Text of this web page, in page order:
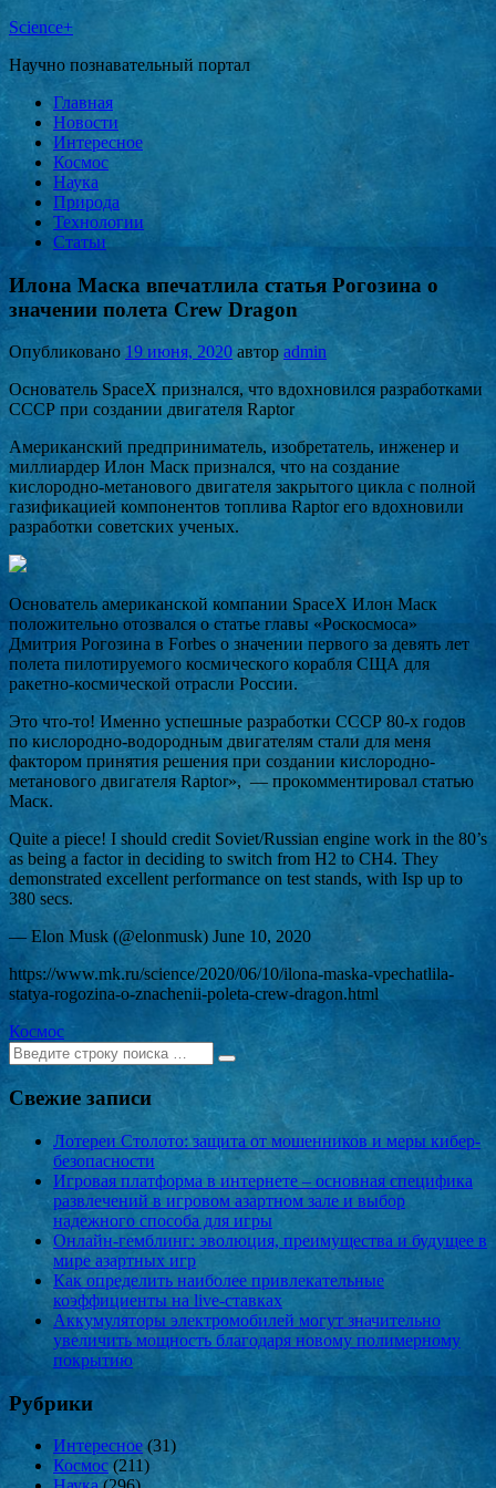
Science+
Научно познавательный портал
Главная
Новости
Интересное
Космос
Наука
Природа
Технологии
Статьи
Илона Маска впечатлила статья Рогозина о
значении полета Crew Dragon
Опубликовано 19 июня, 2020 автор admin
Основатель SpaceX признался, что вдохновился разработками
СССР при создании двигателя Raptor
Американский предприниматель, изобретатель, инженер и
миллиардер Илон Маск признался, что на создание
кислородно-метанового двигателя закрытого цикла с полной
газификацией компонентов топлива Raptor его вдохновили
разработки советских ученых.
Основатель американской компании SpaceX Илон Маск
положительно отозвался о статье главы «Роскосмоса»
Дмитрия Рогозина в Forbes о значении первого за девять лет
полета пилотируемого космического корабля СЩА для
ракетно-космической отрасли России.
Это что-то! Именно успешные разработки СССР 80-х годов
по кислородно-водородным двигателям стали для меня
фактором принятия решения при создании кислородно-
метанового двигателя Raptor», — прокомментировал статью
Маск.
Quite a piece! I should credit Soviet/Russian engine work in the 80’s
as being a factor in deciding to switch from H2 to CH4. They
demonstrated excellent performance on test stands, with Isp up to
380 secs.
— Elon Musk (@elonmusk) June 10, 2020
https://www.mk.ru/science/2020/06/10/ilona-maska-vpechatlila-
statya-rogozina-o-znachenii-poleta-crew-dragon.html
Космос
Ищем:
[текст]
Свежие записи
Лотереи Столото: защита от мошенников и меры кибер-
безопасности
Игровая платформа в интернете – основная специфика
развлечений в игровом азартном зале и выбор
надежного способа для игры
Онлайн-гемблинг: эволюция, преимущества и будущее в
мире азартных игр
Как определить наиболее привлекательные
коэффициенты на live-ставках
Аккумуляторы электромобилей могут значительно
увеличить мощность благодаря новому полимерному
покрытию
Рубрики
Интересное (31)
Космос (211)